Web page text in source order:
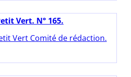
Vert. N° 165.
Vert Comité de rédaction.